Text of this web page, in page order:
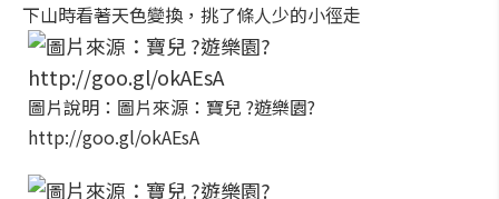
下山時看著天色變換，挑了條人少的小徑走
圖片說明：圖片來源：寶兒 ?遊樂園?
http://goo.gl/okAEsA